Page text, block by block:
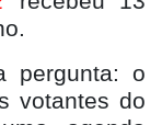
pergunta: o
votantes do